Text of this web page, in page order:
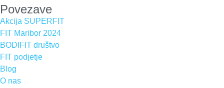
Povezave
Akcija SUPERFIT
FIT Maribor 2024
BODIFIT društvo
FIT podjetje
Blog
O nas